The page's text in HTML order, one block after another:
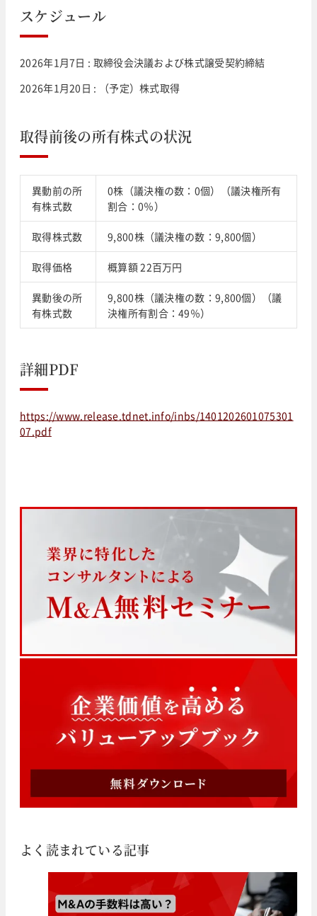
スケジュール
2026年1月7日 : 取締役会決議および株式譲受契約締結
2026年1月20日 : （予定）株式取得
取得前後の所有株式の状況
異動前の所
有株式数
0株（議決権の数：0個）（議決権所有
割合：0％）
取得株式数 9,800株（議決権の数：9,800個）
取得価格 概算額 22百万円
異動後の所
有株式数
9,800株（議決権の数：9,800個）（議
決権所有割合：49％）
詳細PDF
https://www.release.tdnet.info/inbs/1401202601075301
07.pdf
よく読まれている記事